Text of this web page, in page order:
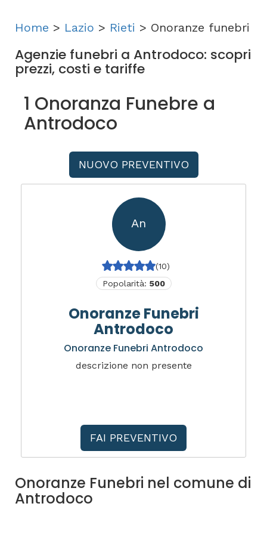
Home > Lazio > Rieti > Onoranze funebri
Agenzie funebri a Antrodoco: scopri
prezzi, costi e tariffe
1 Onoranza Funebre a
Antrodoco
NUOVO PREVENTIVO
An
(10)
Popolarità: 500
Onoranze Funebri
Antrodoco
Onoranze Funebri Antrodoco
descrizione non presente
FAI PREVENTIVO
Onoranze Funebri nel comune di
Antrodoco